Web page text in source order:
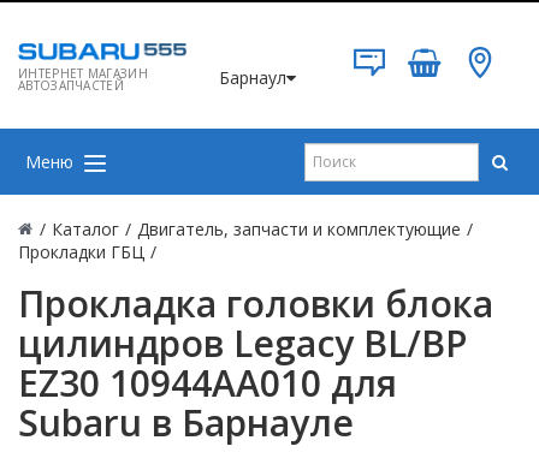
ИНТЕРНЕТ МАГАЗИН
АВТОЗАПЧАСТЕЙ Барнаул
Меню
/ Каталог / Двигатель, запчасти и комплектующие /
Прокладки ГБЦ /
Прокладка головки блока
цилиндров Legacy BL/BP
EZ30 10944AA010 для
Subaru в Барнауле